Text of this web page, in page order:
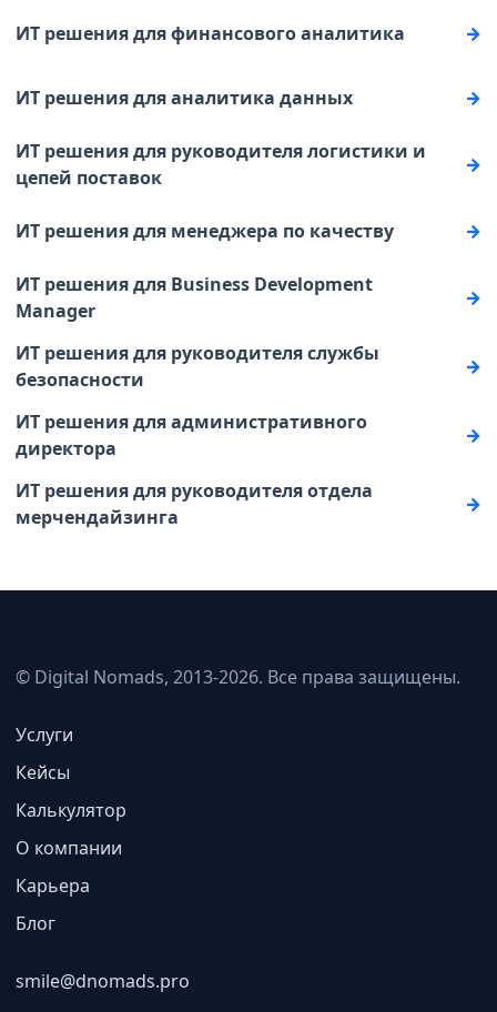
ИТ решения для финансового аналитика
ИТ решения для аналитика данных
ИТ решения для руководителя логистики и
цепей поставок
ИТ решения для менеджера по качеству
ИТ решения для Business Development
Manager
ИТ решения для руководителя службы
безопасности
ИТ решения для административного
директора
ИТ решения для руководителя отдела
мерчендайзинга
© Digital Nomads, 2013-2026. Все права защищены.
Услуги
Кейсы
Калькулятор
О компании
Карьера
Блог
smile@dnomads.pro